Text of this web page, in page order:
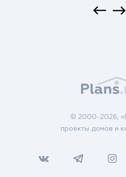
© 2000-2026,
проекты домов и